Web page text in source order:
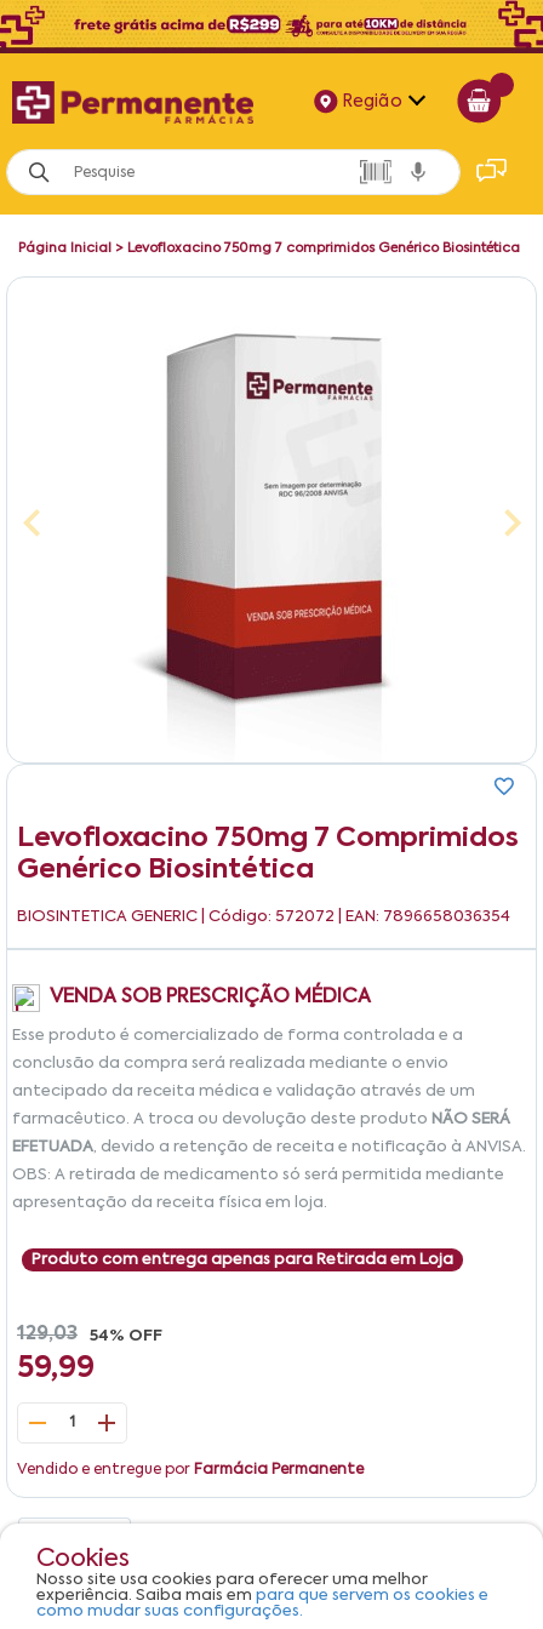
Região
Alagoas
Bahia
Página Inicial > Levofloxacino 750mg 7 comprimidos Genérico Biosintética
Levofloxacino 750mg 7 Comprimidos
Genérico Biosintética
BIOSINTETICA GENERIC | Código: 572072 | EAN: 7896658036354
VENDA SOB PRESCRIÇÃO MÉDICA
Esse produto é comercializado de forma controlada e a
conclusão da compra será realizada mediante o envio
antecipado da receita médica e validação através de um
farmacêutico. A troca ou devolução deste produto NÃO SERÁ
EFETUADA, devido a retenção de receita e notificação à ANVISA.
OBS: A retirada de medicamento só será permitida mediante
apresentação da receita física em loja.
Produto com entrega apenas para Retirada em Loja
129,03 54% OFF
59,99
1
Vendido e entregue por Farmácia Permanente
Produto não apresenta descrição.
Cookies
Nosso site usa cookies para oferecer uma melhor
experiência. Saiba mais em para que servem os cookies e
como mudar suas configurações.